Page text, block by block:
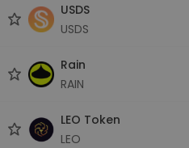
USDS
USDS
Rain
RAIN
LEO Token
LEO